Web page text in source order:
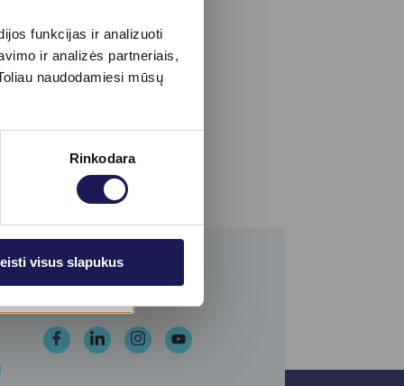
funkcijas ir analizuoti
ir analizės partneriais,
naudodamiesi mūsų
Rinkodara
visus slapukus